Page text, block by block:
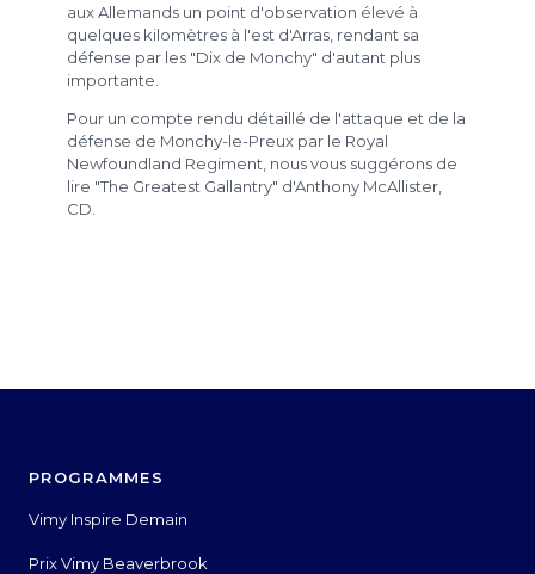
aux Allemands un point d'observation élevé à
quelques kilomètres à l'est d'Arras, rendant sa
défense par les "Dix de Monchy" d'autant plus
importante.
Pour un compte rendu détaillé de l'attaque et de la
défense de Monchy-le-Preux par le Royal
Newfoundland Regiment, nous vous suggérons de
lire "The Greatest Gallantry" d'Anthony McAllister,
CD.
PROGRAMMES
Vimy Inspire Demain
Prix Vimy Beaverbrook